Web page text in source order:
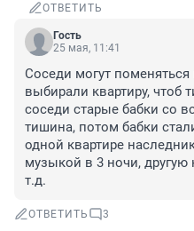
ОТВЕТИТЬ
Гость
25 мая, 11:41
Соседи могут
выбирали квартиру, чтоб
соседи старые бабки со
тишина, потом бабки
одной квартире
музыкой в 3 ночи, другую
т.д.
ОТВЕТИТЬ 3